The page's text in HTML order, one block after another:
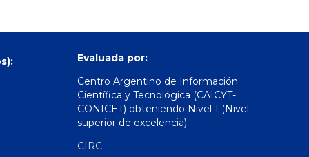
Evaluada por:
Centro Argentino de Información
Científica y Tecnológica (CAICYT-
CONICET) obteniendo Nivel 1 (Nivel
superior de excelencia)
CIRC